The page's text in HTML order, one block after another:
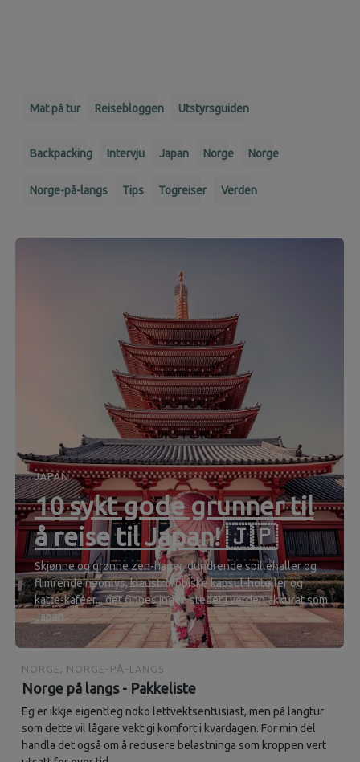
Mat på tur Reisebloggen Utstyrsguiden
Backpacking Intervju Japan Norge Norge
Norge-på-langs Tips Togreiser Verden
JAPAN
10 sykt gode grunner til
å reise til Japan! 🇯🇵
Skjønne og grønne zen-hager, dundrende spillehaller og
flimrende neonlys, klaustrofobiske kapsul-hoteller og
katte-kaféer... det finnes ingen steder i verden akkurat som
Japan.
NORGE, NORGE-PÅ-LANGS
Norge på langs - Pakkeliste
Eg er ikkje eigentleg noko lettvektsentusiast, men på langtur
som dette vil lågare vekt gi komfort i kvardagen. For min del
handla det også om å redusere belastninga som kroppen vert